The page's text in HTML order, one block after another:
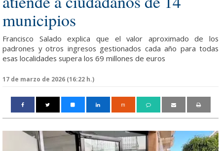
municipios
Francisco Salado explica que el valor aproximado de los
padrones y otros ingresos gestionados cada año para todas
esas localidades supera los 69 millones de euros
17 de marzo de 2026 (16:22 h.)
m